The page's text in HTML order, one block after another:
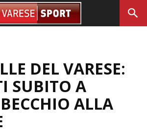
DEL VARESE:
SUBITO A
ALLA